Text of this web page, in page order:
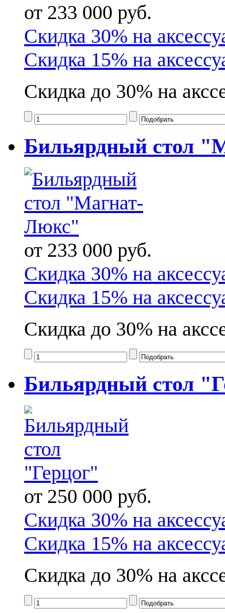
от 233 000 руб.
Скидка 30% на
Скидка 15% на
Скидка до 30% на
Бильярдный стол
от 233 000 руб.
Скидка 30% на
Скидка 15% на
Скидка до 30% на
Бильярдный стол
от 250 000 руб.
Скидка 30% на
Скидка 15% на
Скидка до 30% на